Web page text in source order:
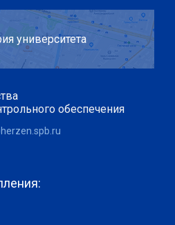
университета
обеспечения